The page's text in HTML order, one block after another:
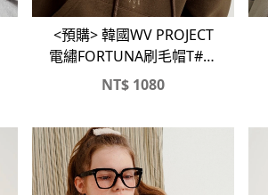
<預購> 韓國WV PROJECT
電繡FORTUNA刷毛帽T#帽
踢
NT$ 1080